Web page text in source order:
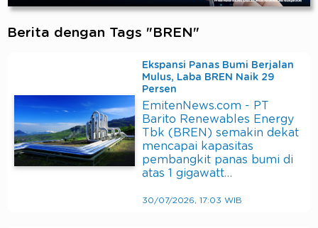
Berita dengan Tags "BREN"
Ekspansi Panas Bumi Berjalan
Mulus, Laba BREN Naik 29
Persen
EmitenNews.com - PT
Barito Renewables Energy
Tbk (BREN) semakin dekat
mencapai kapasitas
pembangkit panas bumi di
atas 1 gigawatt…
30/07/2026, 17:03 WIB